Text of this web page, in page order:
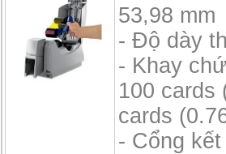
53,98 mm
- Độ dày
- Khay
100 cards
cards
- Cổng